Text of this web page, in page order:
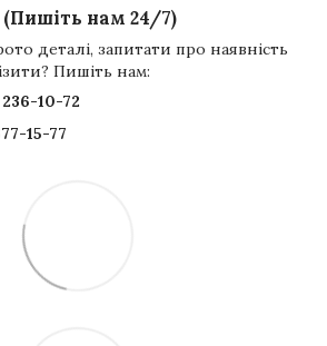
нам 24/7)
деталі, запитати про наявність
Пишіть нам:
10-72
15-77